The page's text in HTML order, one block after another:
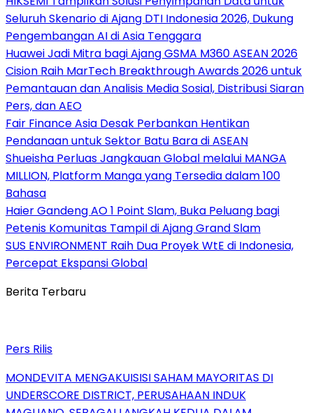
Seluruh Skenario di Ajang DTI Indonesia 2026, Dukung
Pengembangan AI di Asia Tenggara
Huawei Jadi Mitra bagi Ajang GSMA M360 ASEAN 2026
Cision Raih MarTech Breakthrough Awards 2026 untuk
Pemantauan dan Analisis Media Sosial, Distribusi Siaran
Pers, dan AEO
Fair Finance Asia Desak Perbankan Hentikan
Pendanaan untuk Sektor Batu Bara di ASEAN
Shueisha Perluas Jangkauan Global melalui MANGA
MILLION, Platform Manga yang Tersedia dalam 100
Bahasa
Haier Gandeng AO 1 Point Slam, Buka Peluang bagi
Petenis Komunitas Tampil di Ajang Grand Slam
SUS ENVIRONMENT Raih Dua Proyek WtE di Indonesia,
Percepat Ekspansi Global
Berita Terbaru
Pers Rilis
MONDEVITA MENGAKUISISI SAHAM MAYORITAS DI
UNDERSCORE DISTRICT, PERUSAHAAN INDUK